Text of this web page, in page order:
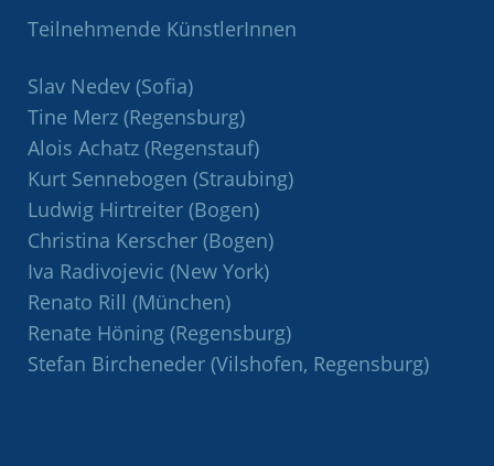
Teilnehmende KünstlerInnen
Slav Nedev (Sofia)
Tine Merz (Regensburg)
Alois Achatz (Regenstauf)
Kurt Sennebogen (Straubing)
Ludwig Hirtreiter (Bogen)
Christina Kerscher (Bogen)
Iva Radivojevic (New York)
Renato Rill (München)
Renate Höning (Regensburg)
Stefan Bircheneder (Vilshofen, Regensburg)